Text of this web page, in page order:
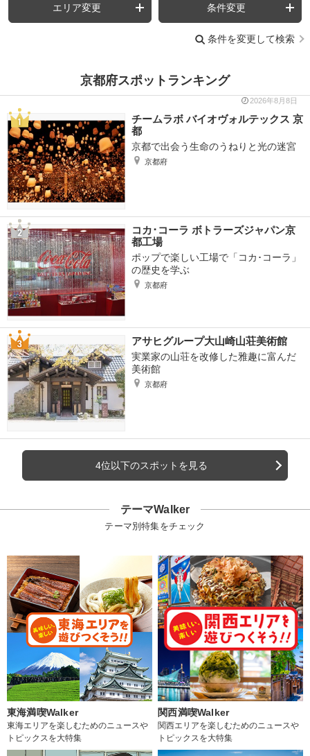
エリア変更 条件変更
条件を変更して検索
京都府スポットランキング
2026年8月8日
チームラボ バイオヴォルテックス 京
都
京都で出会う生命のうねりと光の迷宮
京都府
コカ･コーラ ボトラーズジャパン京
都工場
ポップで楽しい工場で「コカ･コーラ」
の歴史を学ぶ
京都府
アサヒグループ大山崎山荘美術館
実業家の山荘を改修した雅趣に富んだ
美術館
京都府
4位以下のスポットを見る
テーマWalker
テーマ別特集をチェック
東海満喫Walker
東海エリアを楽しむためのニュースや
トピックスを大特集
関西満喫Walker
関西エリアを楽しむためのニュースや
トピックスを大特集